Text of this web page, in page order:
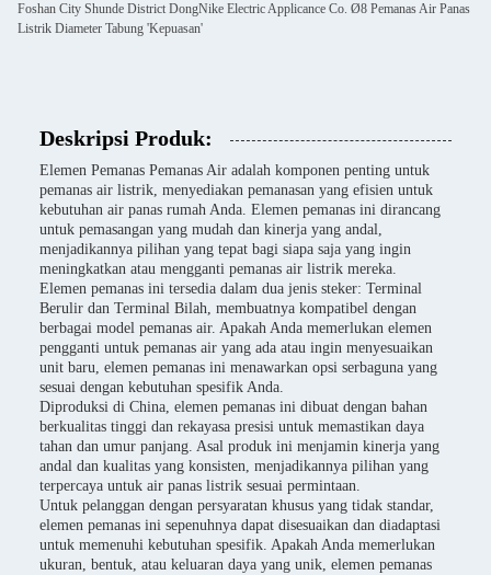
Foshan City Shunde District DongNike Electric Applicance Co. Ø8 Pemanas Air Panas
Listrik Diameter Tabung 'Kepuasan'
Deskripsi Produk:
Elemen Pemanas Pemanas Air adalah komponen penting untuk
pemanas air listrik, menyediakan pemanasan yang efisien untuk
kebutuhan air panas rumah Anda. Elemen pemanas ini dirancang
untuk pemasangan yang mudah dan kinerja yang andal,
menjadikannya pilihan yang tepat bagi siapa saja yang ingin
meningkatkan atau mengganti pemanas air listrik mereka.
Elemen pemanas ini tersedia dalam dua jenis steker: Terminal
Berulir dan Terminal Bilah, membuatnya kompatibel dengan
berbagai model pemanas air. Apakah Anda memerlukan elemen
pengganti untuk pemanas air yang ada atau ingin menyesuaikan
unit baru, elemen pemanas ini menawarkan opsi serbaguna yang
sesuai dengan kebutuhan spesifik Anda.
Diproduksi di China, elemen pemanas ini dibuat dengan bahan
berkualitas tinggi dan rekayasa presisi untuk memastikan daya
tahan dan umur panjang. Asal produk ini menjamin kinerja yang
andal dan kualitas yang konsisten, menjadikannya pilihan yang
terpercaya untuk air panas listrik sesuai permintaan.
Untuk pelanggan dengan persyaratan khusus yang tidak standar,
elemen pemanas ini sepenuhnya dapat disesuaikan dan diadaptasi
untuk memenuhi kebutuhan spesifik. Apakah Anda memerlukan
ukuran, bentuk, atau keluaran daya yang unik, elemen pemanas